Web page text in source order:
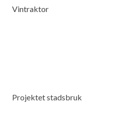
Vintraktor
Projektet stadsbruk